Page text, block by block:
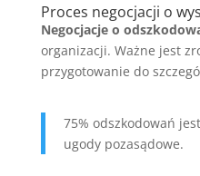
Proces negocjacji o
Negocjacje o
organizacji. Ważne jest
przygotowanie do
75% odszkodowań
ugody pozasądowe.